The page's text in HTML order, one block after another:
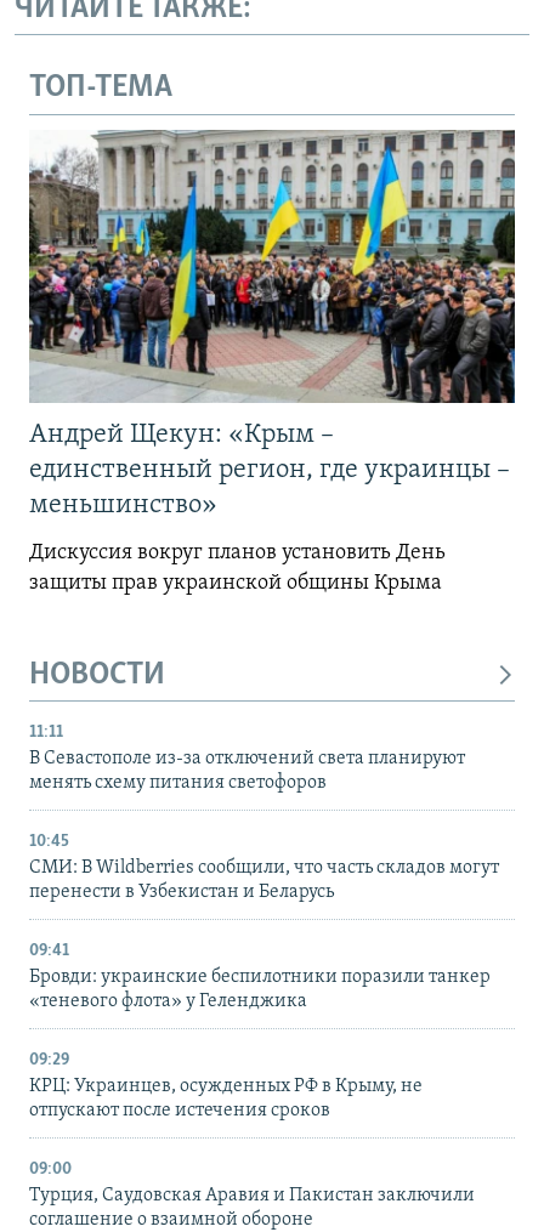
ЧИТАЙТЕ ТАКЖЕ:
ТОП-ТЕМА
Андрей Щекун: «Крым –
единственный регион, где украинцы –
меньшинство»
Дискуссия вокруг планов установить День
защиты прав украинской общины Крыма
НОВОСТИ
11:11
В Севастополе из-за отключений света планируют
менять схему питания светофоров
10:45
СМИ: В Wildberries сообщили, что часть складов могут
перенести в Узбекистан и Беларусь
09:41
Бровди: украинские беспилотники поразили танкер
«теневого флота» у Геленджика
09:29
КРЦ: Украинцев, осужденных РФ в Крыму, не
отпускают после истечения сроков
09:00
Турция, Саудовская Аравия и Пакистан заключили
соглашение о взаимной обороне